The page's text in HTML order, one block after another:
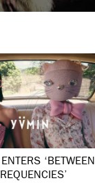
‘BETWEEN